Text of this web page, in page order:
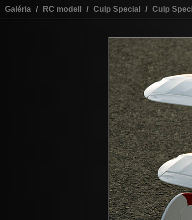
Galéria / RC modell / Culp Special / Culp